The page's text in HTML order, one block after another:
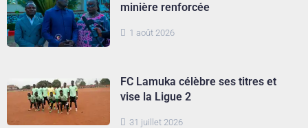
1 août 2026
minière renforcée
31 juillet 2026
FC Lamuka célèbre ses titres et
vise la Ligue 2